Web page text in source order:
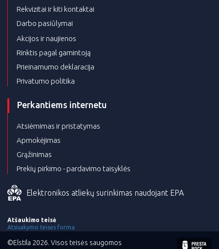
Rekvizitai ir kiti kontaktai
Darbo pasiūlymai
Akcijos ir naujienos
Rinktis pagal gamintoją
Prieinamumo deklaracija
Privatumo politika
Perkantiems internetu
Atsiėmimas ir pristatymas
Apmokėjimas
Grąžinimas
Prekių pirkimo - pardavimo taisyklės
Elektronikos atliekų surinkimas naudojant EPA
Atšaukimo teisė
Atsisakymo teisės forma
©Elstila 2026. Visos teisės saugomos